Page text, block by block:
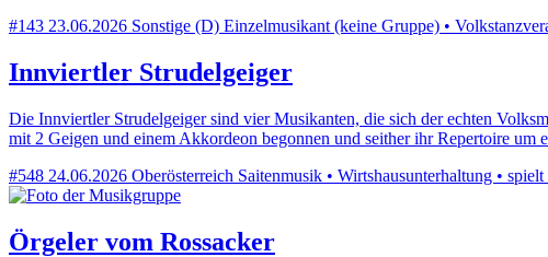
#143 23.06.2026 Sonstige (D) Einzelmusikant (keine Gruppe) •
Innviertler Strudelgeiger
Die Innviertler Strudelgeiger sind vier Musikanten, die sich der echten
mit 2 Geigen und einem Akkordeon begonnen und seither ihr Repertoire um
#548 24.06.2026 Oberösterreich Saitenmusik • Wirtshausunterhaltung •
Örgeler vom Rossacker